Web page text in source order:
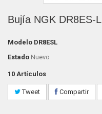
Bujía NGK DR8ES-L
Modelo DR8ESL
Estado Nuevo
10 Artículos
Tweet Compartir